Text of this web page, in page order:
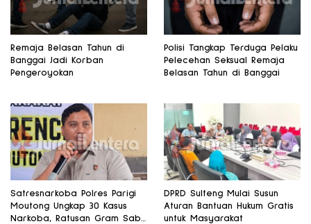
Remaja Belasan Tahun di
Banggai Jadi Korban
Pengeroyokan
Polisi Tangkap Terduga Pelaku
Pelecehan Seksual Remaja
Belasan Tahun di Banggai
Satresnarkoba Polres Parigi
Moutong Ungkap 30 Kasus
Narkoba, Ratusan Gram Sabu
DPRD Sulteng Mulai Susun
Aturan Bantuan Hukum Gratis
untuk Masyarakat